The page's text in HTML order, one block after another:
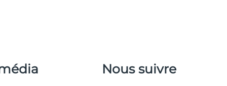
Nous suivre